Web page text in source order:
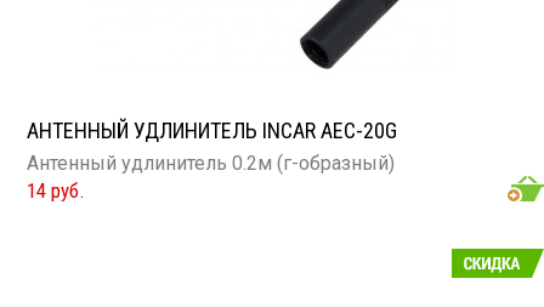
АНТЕННЫЙ УДЛИНИТЕЛЬ INCAR AEC-20G
Антенный удлинитель 0.2м (г-образный)
14 руб.